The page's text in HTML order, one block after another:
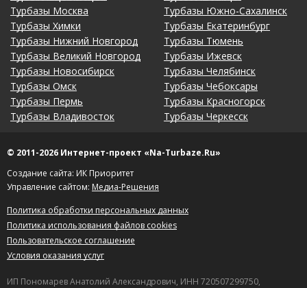
Турбазы Москва
Турбазы Химки
Турбазы Нижний Новгород
Турбазы Великий Новгород
Турбазы Новосибирск
Турбазы Омск
Турбазы Пермь
Турбазы Владивосток
Турбазы Южно-Сахалинск
Турбазы Екатеринбург
Турбазы Тюмень
Турбазы Ижевск
Турбазы Челябинск
Турбазы Чебоксары
Турбазы Красногорск
Турбазы Черкесск
© 2011-2026 Интернет-проект «Na-Turbaze.Ru»
Создание сайта: ИК Приоритет
Управление сайтом: Медиа-Решения
Политика обработки персональных данных
Политика использования файлов cookies
Пользовательское соглашение
Условия оказания услуг
ИП Пономарев Анатолий Александрович, ИНН 720507299750,